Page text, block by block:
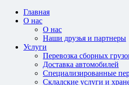
Главная
О нас
О нас
Наши друзья и партнеры
Услуги
Перевозка сборных
Доставка автомобилей
Специализированные
Складские услуги и